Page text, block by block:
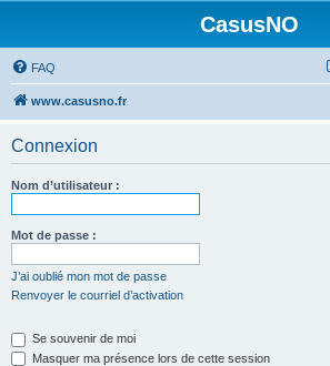
CasusNO
FAQ
www.casusno.fr
Connexion
Nom d’utilisateur :
Mot de passe :
J’ai oublié mon mot de passe
Renvoyer le courriel d’activation
Se souvenir de moi
Masquer ma présence lors de cette session